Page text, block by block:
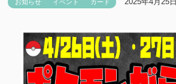
お知らせ イベント カード